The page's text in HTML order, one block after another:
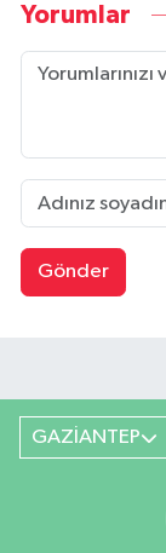
Yorumlar
Gönder
GAZİANTEP